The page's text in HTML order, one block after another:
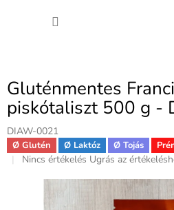
Gluténmentes
piskótaliszt 500 g -
DIAW-0021
Ø Glutén Ø Laktóz Ø Tojás
A
Nincs értékelés Ugrás az